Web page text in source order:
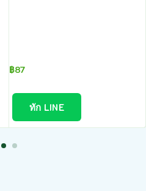
฿87
ทัก LINE